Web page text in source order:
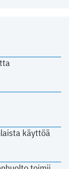
käyttöä